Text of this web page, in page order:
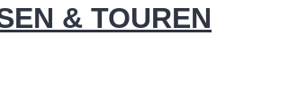
& TOUREN